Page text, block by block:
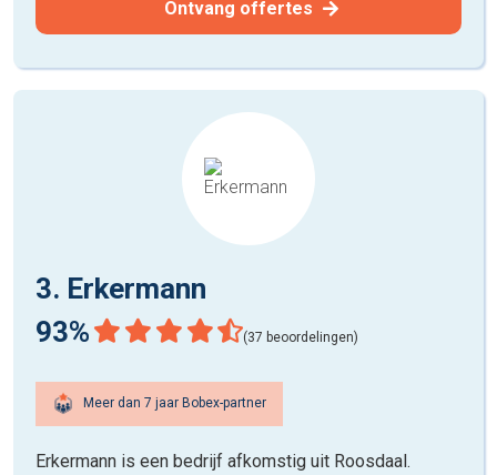
Ontvang offertes
3. Erkermann
93%
(37 beoordelingen)
Meer dan 7 jaar Bobex-partner
Erkermann is een bedrijf afkomstig uit Roosdaal.